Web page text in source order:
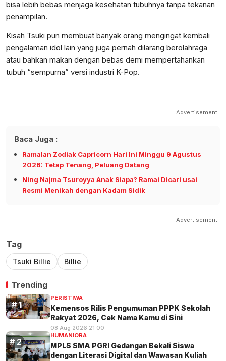
bisa lebih bebas menjaga kesehatan tubuhnya tanpa tekanan
penampilan.
Kisah Tsuki pun membuat banyak orang mengingat kembali
pengalaman idol lain yang juga pernah dilarang berolahraga
atau bahkan makan dengan bebas demi mempertahankan
tubuh “sempurna” versi industri K-Pop.
Advertisement
Baca Juga :
Ramalan Zodiak Capricorn Hari Ini Minggu 9 Agustus
2026: Tetap Tenang, Peluang Datang
Ning Najma Tsuroyya Anak Siapa? Ramai Dicari usai
Resmi Menikah dengan Kadam Sidik
Advertisement
Tag
Tsuki Billie Billie
Trending
PERISTIWA
Kemensos Rilis Pengumuman PPPK Sekolah
Rakyat 2026, Cek Nama Kamu di Sini
08 Aug 2026 21:00
HUMANIORA
MPLS SMA PGRI Gedangan Bekali Siswa
dengan Literasi Digital dan Wawasan Kuliah